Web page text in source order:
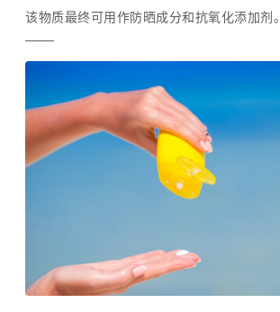
该物质最终可用作防晒成分和抗氧化添加剂。